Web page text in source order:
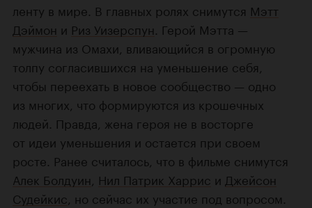
ленту в мире. В главных ролях снимутся Мэтт
Дэймон и Риз Уизерспун . Герой Мэтта —
мужчина из Омахи, вливающийся в огромную
толпу согласившихся на уменьшение себя,
чтобы переехать в новое сообщество — одно
из многих, что формируются из крошечных
людей. Правда, жена героя не в восторге
от идеи уменьшения и остается при своем
росте. Ранее считалось, что в фильме снимутся
Алек Болдуин Нил Патрик Харрис и Джейсон
Судейкис , но сейчас их участие под вопросом.